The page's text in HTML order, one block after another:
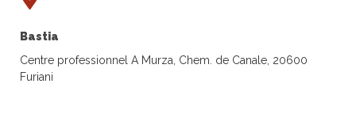
Bastia
Centre professionnel A Murza, Chem. de Canale, 20600
Furiani